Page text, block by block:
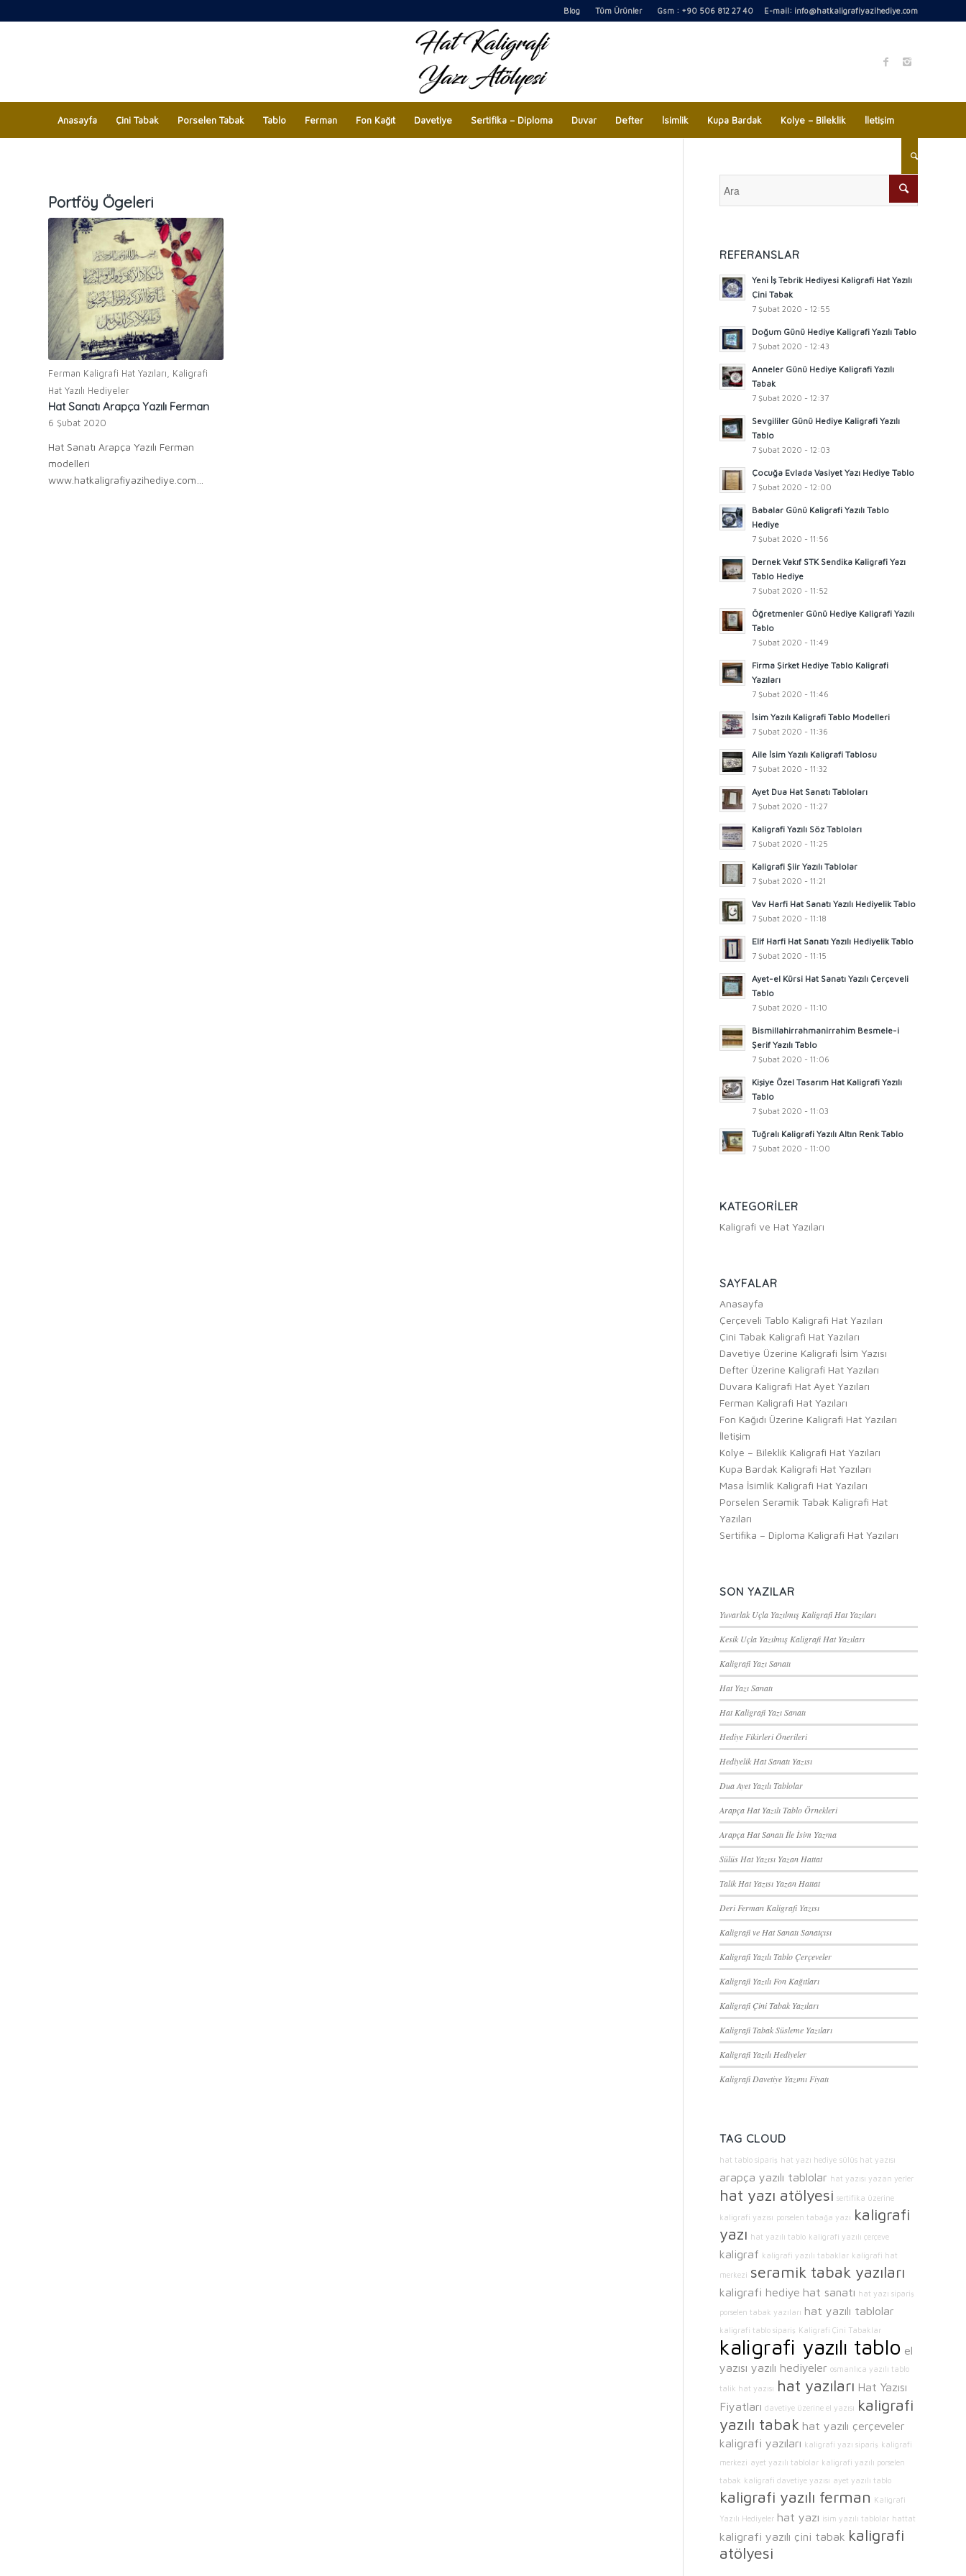
Blog Tüm ÜrünlerGsm : +90 506 812 27 40 E-mail: info@hatkaligrafiyazihediye.com
Anasayfa Çini Tabak Porselen Tabak Tablo Ferman Fon Kağıt Davetiye Sertifika – Diploma Duvar Defter İsimlik Kupa Bardak Kolye – Bileklik İletişim
Portföy Ögeleri
Ferman Kaligrafi Hat Yazıları
Kaligrafi
Hat Yazılı Hediyeler
Hat Sanatı Arapça Yazılı Ferman
6 Şubat 2020
Hat Sanatı Arapça Yazılı Ferman
modelleri
www.hatkaligrafiyazihediye.com…
REFERANSLAR
Yeni İş Tebrik Hediyesi Kaligrafi Hat Yazılı
Çini Tabak
7 Şubat 2020 - 12:55
Doğum Günü Hediye Kaligrafi Yazılı Tablo
7 Şubat 2020 - 12:43
Anneler Günü Hediye Kaligrafi Yazılı
Tabak
7 Şubat 2020 - 12:37
Sevgililer Günü Hediye Kaligrafi Yazılı
Tablo
7 Şubat 2020 - 12:03
Çocuğa Evlada Vasiyet Yazı Hediye Tablo
7 Şubat 2020 - 12:00
Babalar Günü Kaligrafi Yazılı Tablo
Hediye
7 Şubat 2020 - 11:56
Dernek Vakıf STK Sendika Kaligrafi Yazı
Tablo Hediye
7 Şubat 2020 - 11:52
Öğretmenler Günü Hediye Kaligrafi Yazılı
Tablo
7 Şubat 2020 - 11:49
Firma Şirket Hediye Tablo Kaligrafi
Yazıları
7 Şubat 2020 - 11:46
İsim Yazılı Kaligrafi Tablo Modelleri
7 Şubat 2020 - 11:36
Aile İsim Yazılı Kaligrafi Tablosu
7 Şubat 2020 - 11:32
Ayet Dua Hat Sanatı Tabloları
7 Şubat 2020 - 11:27
Kaligrafi Yazılı Söz Tabloları
7 Şubat 2020 - 11:25
Kaligrafi Şiir Yazılı Tablolar
7 Şubat 2020 - 11:21
Vav Harfi Hat Sanatı Yazılı Hediyelik Tablo
7 Şubat 2020 - 11:18
Elif Harfi Hat Sanatı Yazılı Hediyelik Tablo
7 Şubat 2020 - 11:15
Ayet-el Kürsi Hat Sanatı Yazılı Çerçeveli
Tablo
7 Şubat 2020 - 11:10
Bismillahirrahmanirrahim Besmele-i
Şerif Yazılı Tablo
7 Şubat 2020 - 11:06
Kişiye Özel Tasarım Hat Kaligrafi Yazılı
Tablo
7 Şubat 2020 - 11:03
Tuğralı Kaligrafi Yazılı Altın Renk Tablo
7 Şubat 2020 - 11:00
KATEGORILER
Kaligrafi ve Hat Yazıları
SAYFALAR
Anasayfa
Çerçeveli Tablo Kaligrafi Hat Yazıları
Çini Tabak Kaligrafi Hat Yazıları
Davetiye Üzerine Kaligrafi İsim Yazısı
Defter Üzerine Kaligrafi Hat Yazıları
Duvara Kaligrafi Hat Ayet Yazıları
Ferman Kaligrafi Hat Yazıları
Fon Kağıdı Üzerine Kaligrafi Hat Yazıları
İletişim
Kolye – Bileklik Kaligrafi Hat Yazıları
Kupa Bardak Kaligrafi Hat Yazıları
Masa İsimlik Kaligrafi Hat Yazıları
Porselen Seramik Tabak Kaligrafi Hat
Yazıları
Sertifika – Diploma Kaligrafi Hat Yazıları
SON YAZILAR
Yuvarlak Uçla Yazılmış Kaligrafi Hat Yazıları
Kesik Uçla Yazılmış Kaligrafi Hat Yazıları
Kaligrafi Yazı Sanatı
Hat Yazı Sanatı
Hat Kaligrafi Yazı Sanatı
Hediye Fikirleri Önerileri
Hediyelik Hat Sanatı Yazısı
Dua Ayet Yazılı Tablolar
Arapça Hat Yazılı Tablo Örnekleri
Arapça Hat Sanatı İle İsim Yazma
Sülüs Hat Yazısı Yazan Hattat
Talik Hat Yazısı Yazan Hattat
Deri Ferman Kaligrafi Yazısı
Kaligrafi ve Hat Sanatı Sanatçısı
Kaligrafi Yazılı Tablo Çerçeveler
Kaligrafi Yazılı Fon Kağıtları
Kaligrafi Çini Tabak Yazıları
Kaligrafi Tabak Süsleme Yazıları
Kaligrafi Yazılı Hediyeler
Kaligrafi Davetiye Yazımı Fiyatı
TAG CLOUD
hat tablo sipariş hat yazı hediye sülüs hat yazısı
arapça yazılı tablolar hat yazısı yazan yerler
hat yazı atölyesi sertifika üzerine
kaligrafi yazısı porselen tabağa yazı kaligrafi
yazı hat yazılı tablo kaligrafi yazılı çerçeve
kaligraf kaligrafi yazılı tabaklar kaligrafi hat
merkezi seramik tabak yazıları
kaligrafi hediye hat sanatı hat yazı sipariş
porselen tabak yazıları hat yazılı tablolar
kaligrafi tablo sipariş Kaligrafi Çini Tabaklar
kaligrafi yazılı tablo el
yazısı yazılı hediyeler osmanlıca yazılı tablo
talik hat yazısı hat yazıları Hat Yazısı
Fiyatları davetiye üzerine el yazısı kaligrafi
yazılı tabak hat yazılı çerçeveler
kaligrafi yazıları kaligrafi yazı sipariş kaligrafi
merkezi ayet yazılı tablolar kaligrafi yazılı porselen
tabak kaligrafi davetiye yazısı ayet yazılı tablo
kaligrafi yazılı ferman Kaligrafi
Yazılı Hediyeler hat yazı isim yazılı tablolar hattat
kaligrafi yazılı çini tabak kaligrafi
atölyesi